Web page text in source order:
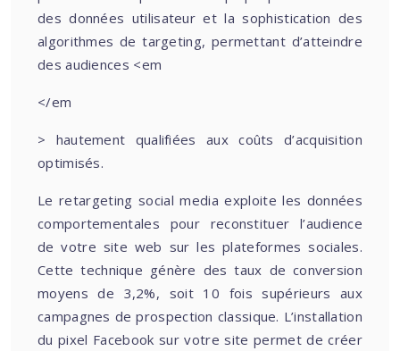
des données utilisateur et la sophistication des
algorithmes de targeting, permettant d’atteindre
des audiences <em
</em
> hautement qualifiées aux coûts d’acquisition
optimisés.
Le retargeting social media exploite les données
comportementales pour reconstituer l’audience
de votre site web sur les plateformes sociales.
Cette technique génère des taux de conversion
moyens de 3,2%, soit 10 fois supérieurs aux
campagnes de prospection classique. L’installation
du pixel Facebook sur votre site permet de créer